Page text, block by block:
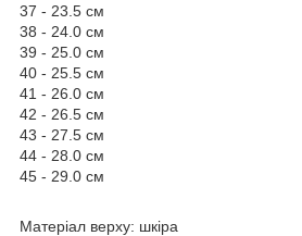
37 - 23.5 см
38 - 24.0 см
39 - 25.0 см
40 - 25.5 см
41 - 26.0 см
42 - 26.5 см
43 - 27.5 см
44 - 28.0 см
45 - 29.0 см
Матеріал верху: шкіра